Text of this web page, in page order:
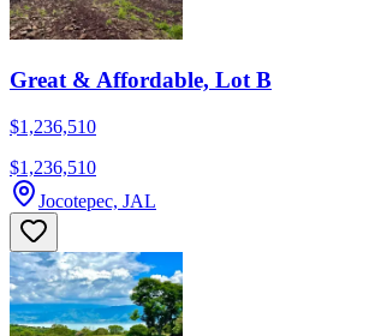
Great & Affordable, Lot B
$1,236,510
$1,236,510
Jocotepec, JAL